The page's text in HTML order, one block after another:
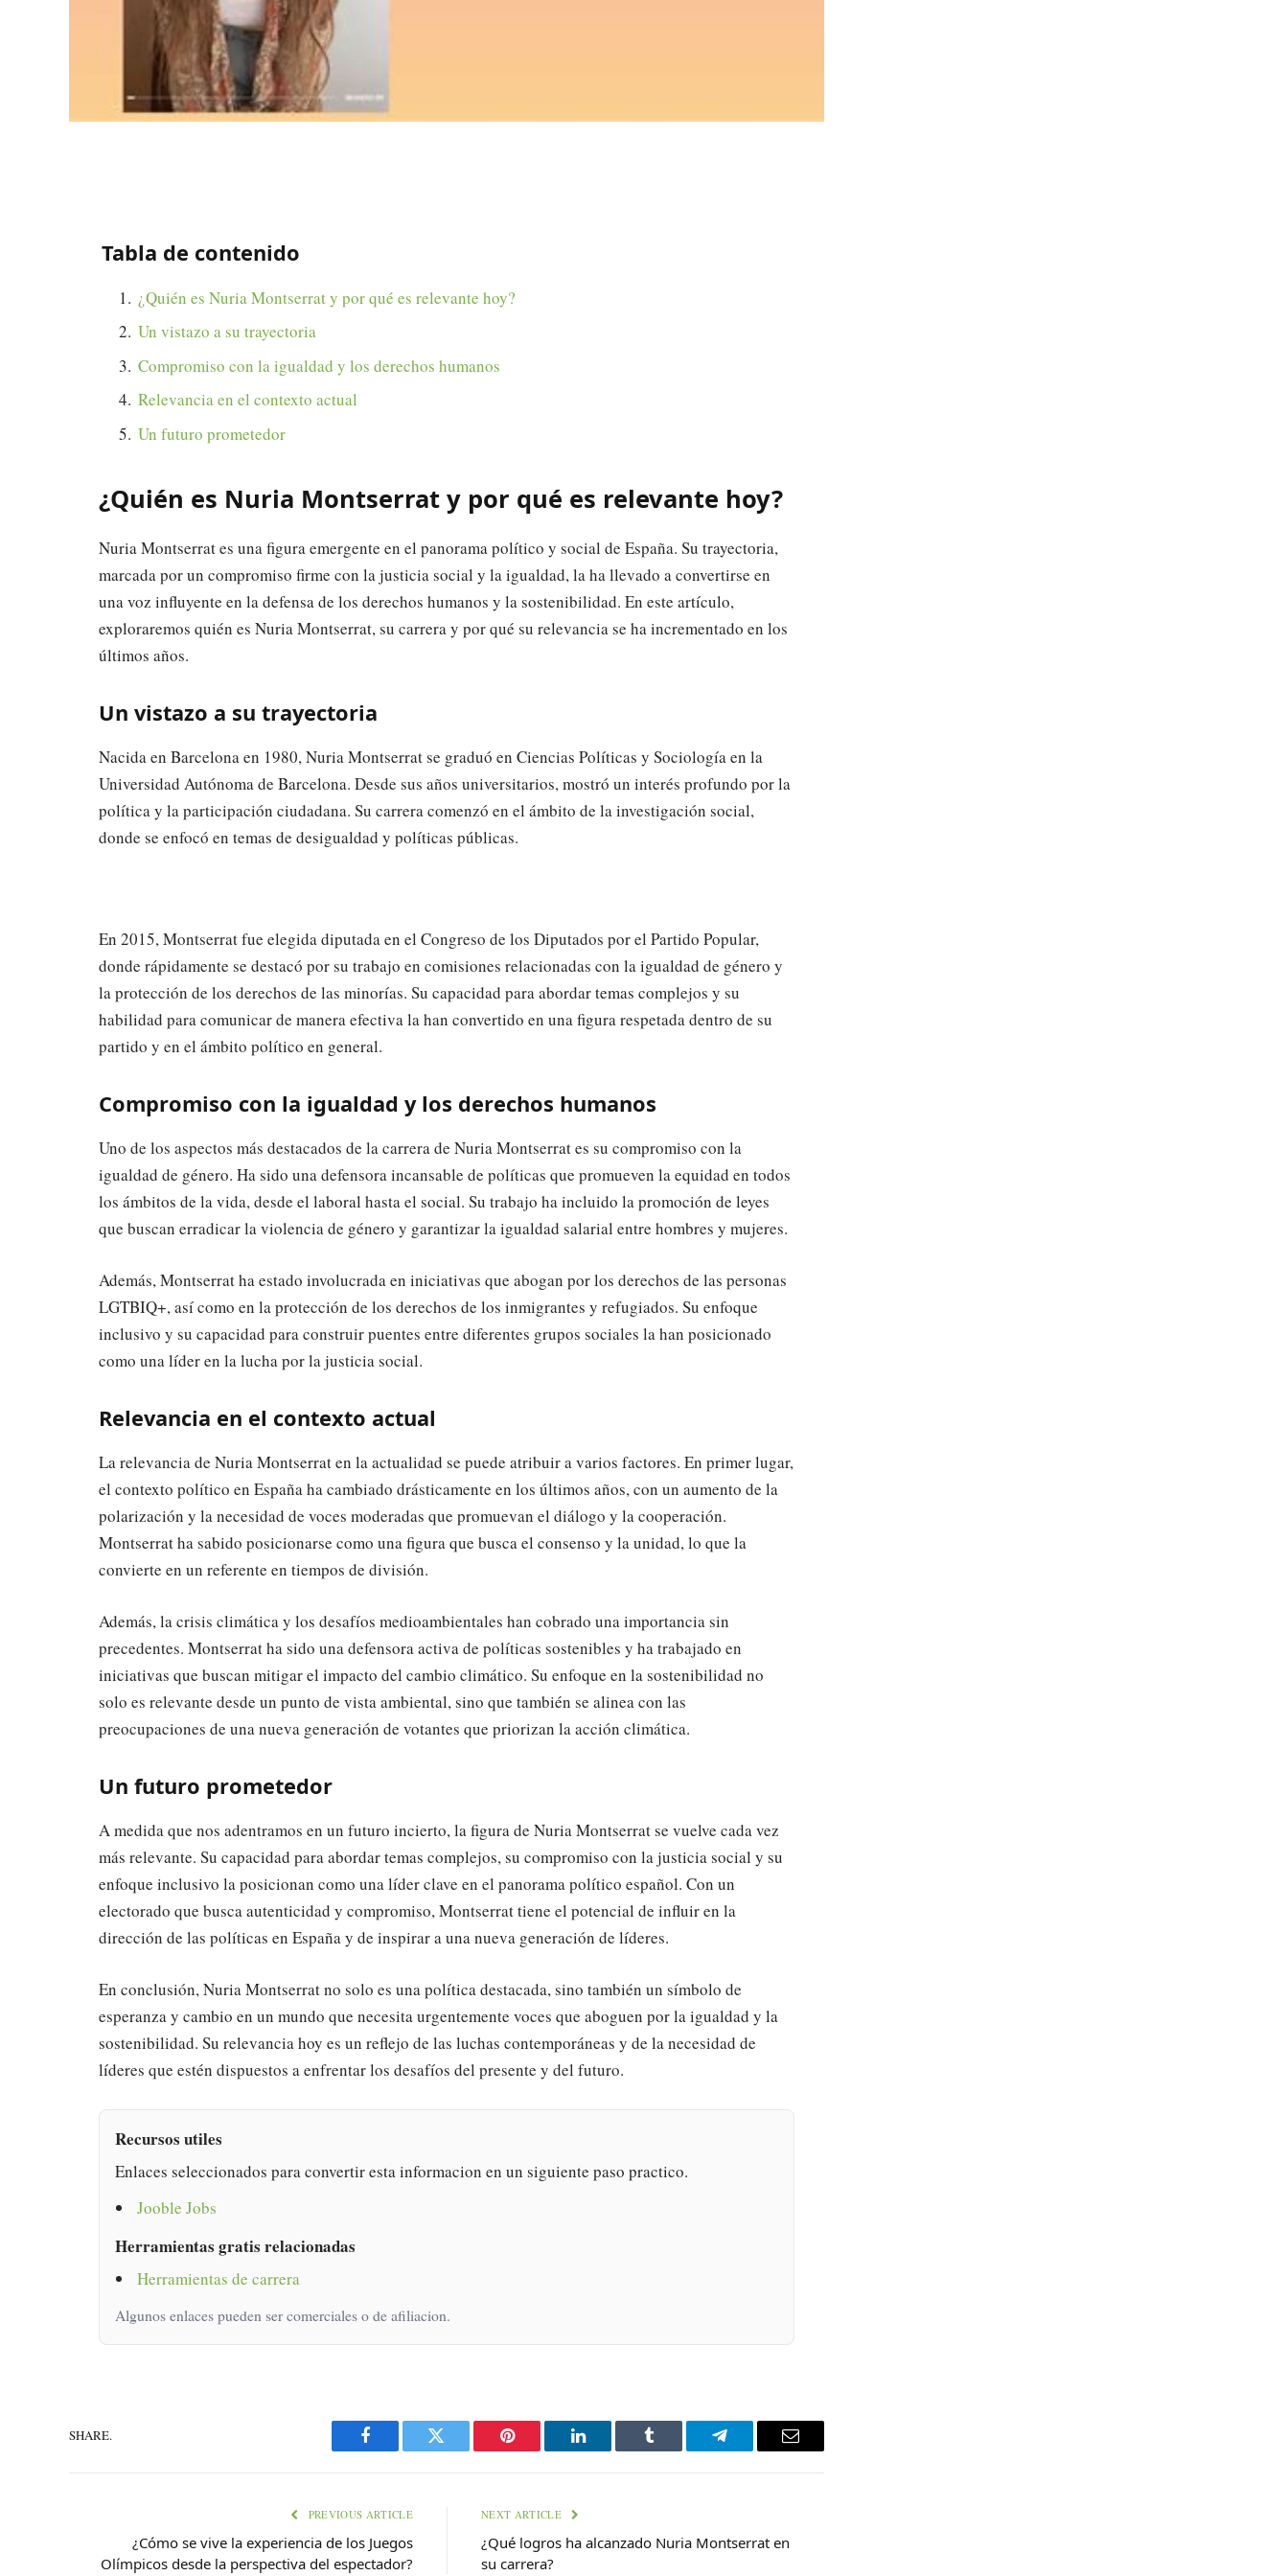
Tabla de contenido
¿Quién es Nuria Montserrat y por qué es relevante hoy?
Un vistazo a su trayectoria
Compromiso con la igualdad y los derechos humanos
Relevancia en el contexto actual
Un futuro prometedor
¿Quién es Nuria Montserrat y por qué es relevante hoy?
Nuria Montserrat es una figura emergente en el panorama político y social de España. Su trayectoria,
marcada por un compromiso firme con la justicia social y la igualdad, la ha llevado a convertirse en
una voz influyente en la defensa de los derechos humanos y la sostenibilidad. En este artículo,
exploraremos quién es Nuria Montserrat, su carrera y por qué su relevancia se ha incrementado en los
últimos años.
Un vistazo a su trayectoria
Nacida en Barcelona en 1980, Nuria Montserrat se graduó en Ciencias Políticas y Sociología en la
Universidad Autónoma de Barcelona. Desde sus años universitarios, mostró un interés profundo por la
política y la participación ciudadana. Su carrera comenzó en el ámbito de la investigación social,
donde se enfocó en temas de desigualdad y políticas públicas.
En 2015, Montserrat fue elegida diputada en el Congreso de los Diputados por el Partido Popular,
donde rápidamente se destacó por su trabajo en comisiones relacionadas con la igualdad de género y
la protección de los derechos de las minorías. Su capacidad para abordar temas complejos y su
habilidad para comunicar de manera efectiva la han convertido en una figura respetada dentro de su
partido y en el ámbito político en general.
Compromiso con la igualdad y los derechos humanos
Uno de los aspectos más destacados de la carrera de Nuria Montserrat es su compromiso con la
igualdad de género. Ha sido una defensora incansable de políticas que promueven la equidad en todos
los ámbitos de la vida, desde el laboral hasta el social. Su trabajo ha incluido la promoción de leyes
que buscan erradicar la violencia de género y garantizar la igualdad salarial entre hombres y mujeres.
Además, Montserrat ha estado involucrada en iniciativas que abogan por los derechos de las personas
LGTBIQ+, así como en la protección de los derechos de los inmigrantes y refugiados. Su enfoque
inclusivo y su capacidad para construir puentes entre diferentes grupos sociales la han posicionado
como una líder en la lucha por la justicia social.
Relevancia en el contexto actual
La relevancia de Nuria Montserrat en la actualidad se puede atribuir a varios factores. En primer lugar,
el contexto político en España ha cambiado drásticamente en los últimos años, con un aumento de la
polarización y la necesidad de voces moderadas que promuevan el diálogo y la cooperación.
Montserrat ha sabido posicionarse como una figura que busca el consenso y la unidad, lo que la
convierte en un referente en tiempos de división.
Además, la crisis climática y los desafíos medioambientales han cobrado una importancia sin
precedentes. Montserrat ha sido una defensora activa de políticas sostenibles y ha trabajado en
iniciativas que buscan mitigar el impacto del cambio climático. Su enfoque en la sostenibilidad no
solo es relevante desde un punto de vista ambiental, sino que también se alinea con las
preocupaciones de una nueva generación de votantes que priorizan la acción climática.
Un futuro prometedor
A medida que nos adentramos en un futuro incierto, la figura de Nuria Montserrat se vuelve cada vez
más relevante. Su capacidad para abordar temas complejos, su compromiso con la justicia social y su
enfoque inclusivo la posicionan como una líder clave en el panorama político español. Con un
electorado que busca autenticidad y compromiso, Montserrat tiene el potencial de influir en la
dirección de las políticas en España y de inspirar a una nueva generación de líderes.
En conclusión, Nuria Montserrat no solo es una política destacada, sino también un símbolo de
esperanza y cambio en un mundo que necesita urgentemente voces que aboguen por la igualdad y la
sostenibilidad. Su relevancia hoy es un reflejo de las luchas contemporáneas y de la necesidad de
líderes que estén dispuestos a enfrentar los desafíos del presente y del futuro.
Recursos utiles
Enlaces seleccionados para convertir esta informacion en un siguiente paso practico.
Jooble Jobs
Herramientas gratis relacionadas
Herramientas de carrera
Algunos enlaces pueden ser comerciales o de afiliacion.
SHARE.
Facebook Twitter Pinterest LinkedIn Tumblr Telegram Email
PREVIOUS ARTICLE
¿Cómo se vive la experiencia de los Juegos
Olímpicos desde la perspectiva del espectador?
NEXT ARTICLE
¿Qué logros ha alcanzado Nuria Montserrat en
su carrera?